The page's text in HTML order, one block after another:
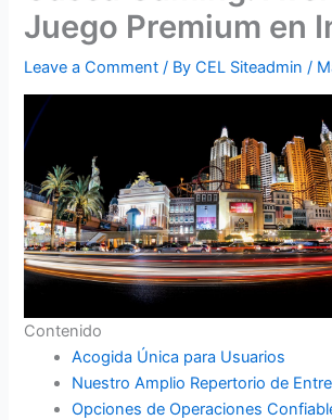
Juego Premium en
Leave a Comment / ByCEL Siteadmin/
Contenido
Acogida Única para Usuarios
Nuestro Amplio Repertorio de
Opciones de Operaciones